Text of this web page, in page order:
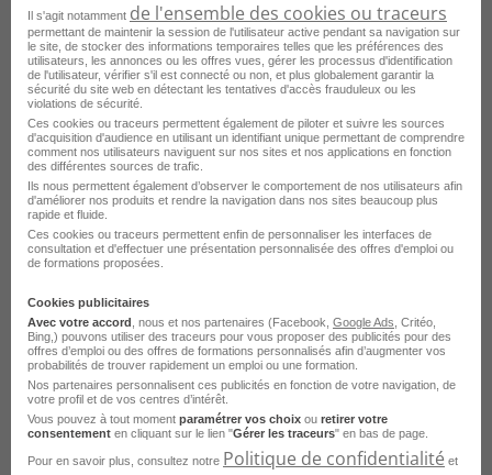
Toulouse - 31
Fonctionnaire
Direction Interdépartementale des
Routes Sud-Ouest
Publié le 1 juin 2026
Je postule
Consultez les offres d'emploi par
métier à Toulouse dansle domaine
Sécurité
Emploi Agent de sécurité Toulouse
Il s'agit notamment de l'ensemble des cookies ou traceurs
permettant de maintenir la session de l'utilisateur active pendant sa navigation sur
le site, de stocker des informations temporaires telles que les préférences des
utilisateurs, les annonces ou les offres vues, gérer les processus d'identification
de l'utilisateur, vérifier s'il est connecté ou non, et plus globalement garantir la
sécurité du site web en détectant les tentatives d'accès frauduleux ou les
violations de sécurité.
Ces cookies ou traceurs permettent également de piloter et suivre les sources
d'acquisition d'audience en utilisant un identifiant unique permettant de comprendre
comment nos utilisateurs naviguent sur nos sites et nos applications en fonction
des différentes sources de trafic.
Ils nous permettent également d’observer le comportement de nos utilisateurs afin
d'améliorer nos produits et rendre la navigation dans nos sites beaucoup plus
rapide et fluide.
Ces cookies ou traceurs permettent enfin de personnaliser les interfaces de
consultation et d'effectuer une présentation personnalisée des offres d'emploi ou
de formations proposées.
Cookies publicitaires
Avec votre accord , nous et nos partenaires (Facebook, Google Ads , Critéo,
Bing,) pouvons utiliser des traceurs pour vous proposer des publicités pour des
offres d’emploi ou des offres de formations personnalisés afin d’augmenter vos
probabilités de trouver rapidement un emploi ou une formation.
Nos partenaires personnalisent ces publicités en fonction de votre navigation, de
votre profil et de vos centres d’intérêt.
Vous pouvez à tout moment paramétrer vos choix ou retirer votre
consentement en cliquant sur le lien "Gérer les traceurs" en bas de page.
Pour en savoir plus, consultez notre Politique de confidentialité et